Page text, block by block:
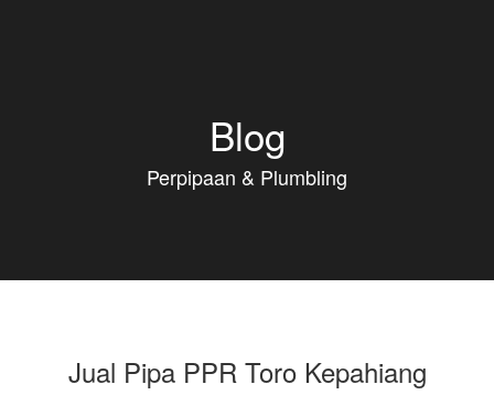
Blog
Perpipaan & Plumbling
Jual Pipa PPR Toro Kepahiang